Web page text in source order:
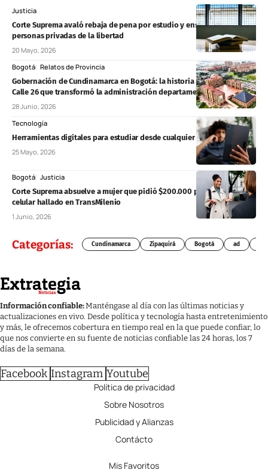
Justicia
Corte Suprema avaló rebaja de pena por estudio y enseñanza para
personas privadas de la libertad
20 Mayo, 2026
Bogotá Relatos de Provincia
Gobernación de Cundinamarca en Bogotá: la historia de la sede en la
Calle 26 que transformó la administración departamental
28 Junio, 2026
Tecnología
Herramientas digitales para estudiar desde cualquier lugar
25 Mayo, 2026
Bogotá Justicia
Corte Suprema absuelve a mujer que pidió $200.000 por devolver un
celular hallado en TransMilenio
1 Junio, 2026
Categorías: Cundinamarca Zipaquirá Bogotá ad
Información confiable:Manténgase al día con las últimas noticias y
actualizaciones en vivo. Desde política y tecnología hasta entretenimiento
y más, le ofrecemos cobertura en tiempo real en la que puede confiar, lo
que nos convierte en su fuente de noticias confiable las 24 horas, los 7
días de la semana.
Facebook Instagram Youtube
Política de privacidad
Sobre Nosotros
Publicidad y Alianzas
Contácto
Mis Favoritos